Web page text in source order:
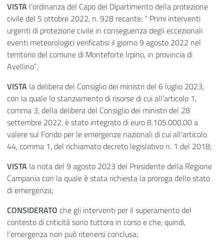
VISTA l’ordinanza del Capo del Dipartimento della protezione
civile del 5 ottobre 2022, n. 928 recante: “ Primi interventi
urgenti di protezione civile in conseguenza degli eccezionali
eventi meteorologici verificatisi il giorno 9 agosto 2022 nel
territorio del comune di Monteforte Irpino, in provincia di
Avellino”;
VISTA la delibera del Consiglio dei ministri del 6 luglio 2023,
con la quale lo stanziamento di risorse di cui all’articolo 1,
comma 3, della delibera del Consiglio dei ministri del 28
settembre 2022, è stato integrato di euro 8.105.000,00 a
valere sul Fondo per le emergenze nazionali di cui all’articolo
44, comma 1, del richiamato decreto legislativo n. 1 del 2018;
VISTA la nota del 9 agosto 2023 del Presidente della Regione
Campania con la quale è stata richiesta la proroga dello stato
di emergenza;
CONSIDERATO che gli interventi per il superamento del
contesto di criticità sono tuttora in corso e che, quindi,
l’emergenza non può ritenersi conclusa;